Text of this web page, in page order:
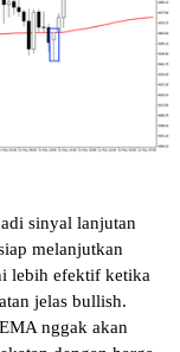
sinyal lanjutan
melanjutkan
lebih efektif ketika
jelas bullish.
nggak akan